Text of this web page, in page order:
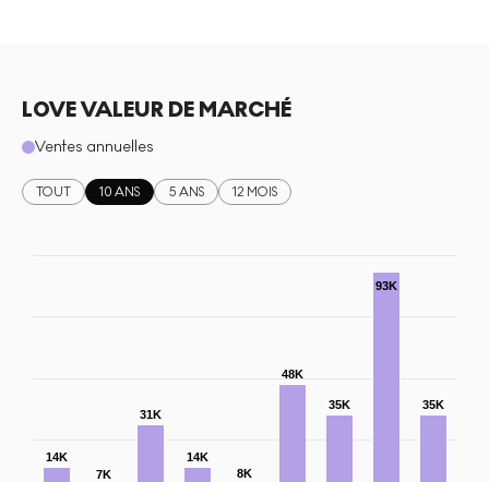
LOVE VALEUR DE MARCHÉ
Ventes annuelles
TOUT 10 ANS 5 ANS 12 MOIS
14K
7K
31K
14K
8K
48K
35K
93K
35K